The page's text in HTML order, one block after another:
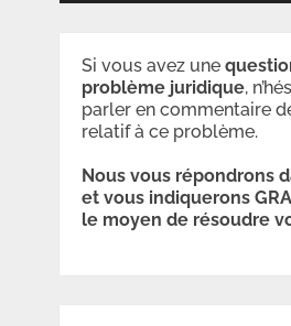
Si vous avez une
problème juridique,
parler en commentaire
relatif à ce problème.
Nous vous répondrons
et vous indiquerons
le moyen de résoudre